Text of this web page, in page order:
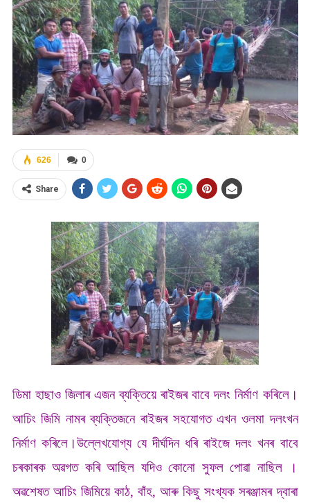
0
626
Share
ডিমা হাছাও জিলাৰ এজন ব্যক্তিয়ে ৰাইজৰ বাবে দলং নিৰ্মাণ কৰিলে।
আচিং জিমি নামৰ ব্যক্তিজনে ৰাইজৰ সহযোগত এখন ওলমা দলংখন
নিৰ্মাণ কৰিলে।উল্লেখযোগ্য যে দীৰ্ঘদিন ধৰি ৰাইজে দলং খনৰ বাবে
চৰকাৰক অৱগত কৰি আছিল যদিও কোনো সুফল পোৱা নাছিল ।
অৱশেষত আচিং জিমিয়ে কাঠ, বাঁহ, আৰু কিছু সংখ্যক সৰঞ্জামৰ দ্বাৰা